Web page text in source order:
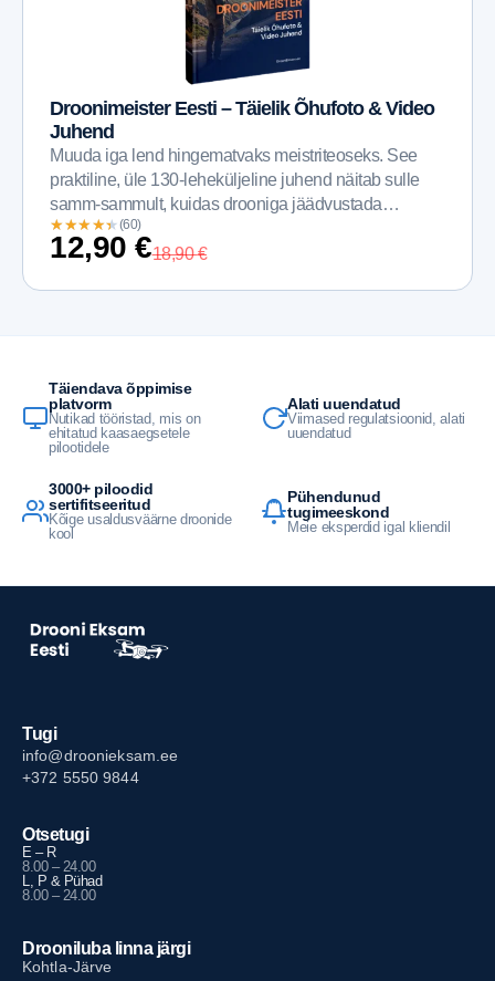
Droonimeister Eesti – Täielik Õhufoto & Video
Juhend
Muuda iga lend hingematvaks meistriteoseks. See
praktiline, üle 130-leheküljeline juhend näitab sulle
samm-sammult, kuidas drooniga jäädvustada
professionaalseid aerofotosid ja sujuvaid...
★★★★★
★★★★★(60)
12,90 €18,90€
Täiendava õppimise
platvorm
Nutikad tööristad, mis on
ehitatud kaasaegsetele
pilootidele
Alati uuendatud
Viimased regulatsioonid, alati
uuendatud
3000+ piloodid
sertifitseeritud
Kõige usaldusväärne droonide
kool
Pühendunud
tugimeeskond
Meie eksperdid igal kliendil
Tugi
info@droonieksam.ee
+372 5550 9844
Otsetugi
E – R
8.00 – 24.00
L, P & Pühad
8.00 – 24.00
Drooniluba linna järgi
Kohtla-Järve